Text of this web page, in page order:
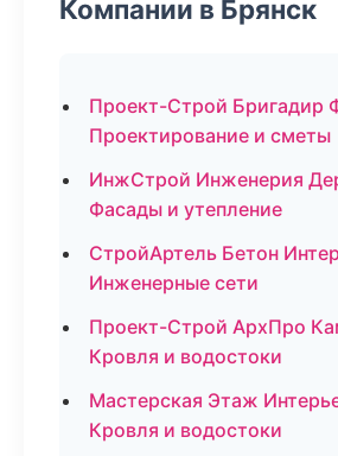
Компании в Брянск
Проект-Строй Бригадир
Проектирование и сметы
ИнжСтрой Инженерия
Фасады и утепление
СтройАртель Бетон
Инженерные сети
Проект-Строй АрхПро
Кровля и водостоки
Мастерская Этаж
Кровля и водостоки